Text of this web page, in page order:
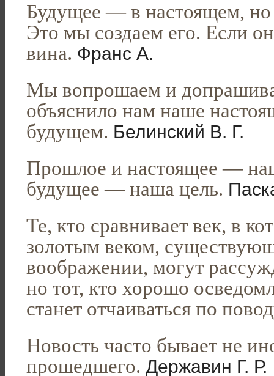
Будущее — в настоящем,
Это мы создаем его. Если
вина. Франс А.
Мы вопрошаем и
объяснило нам наше
будущем. Белинский В. Г.
Прошлое и настоящее —
будущее — наша цель.
Те, кто сравнивает век, в
золотым веком,
воображении, могут
но тот, кто хорошо
станет отчаиваться по
Новость часто бывает не
прошедшего. Державин Г. Р.